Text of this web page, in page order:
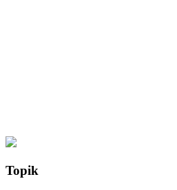
Topik